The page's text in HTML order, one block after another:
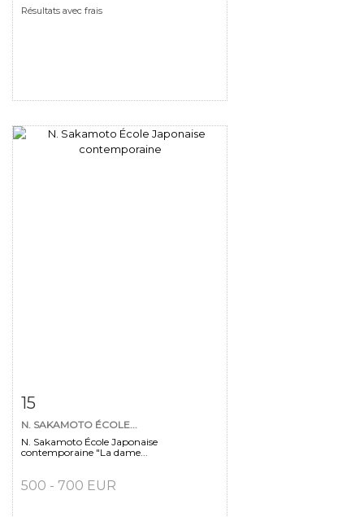
Résultats avec frais
Fiche détaillée
15
N. SAKAMOTO ÉCOLE...
N. Sakamoto École Japonaise
contemporaine "La dame...
500 - 700 EUR